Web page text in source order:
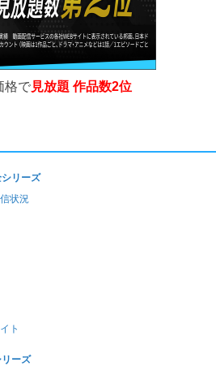
格で見放題 作品数2位
シリーズ
状況
ト
リーズ